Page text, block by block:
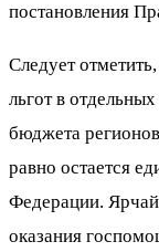
постановления
Следует
льгот в
бюджета
равно остается
Федерации.
оказания